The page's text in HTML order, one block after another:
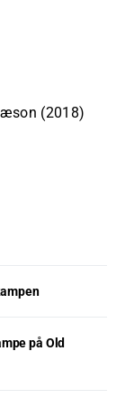
(2018)
på Old